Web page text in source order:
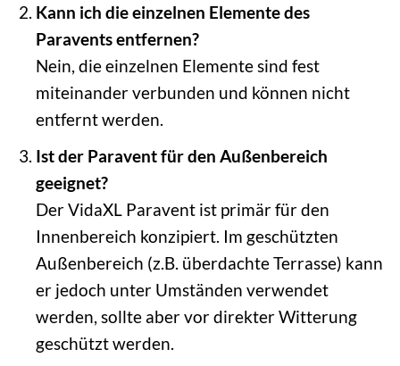
Kann ich die einzelnen Elemente des
Paravents entfernen?
Nein, die einzelnen Elemente sind fest
miteinander verbunden und können nicht
entfernt werden.
Ist der Paravent für den Außenbereich
geeignet?
Der VidaXL Paravent ist primär für den
Innenbereich konzipiert. Im geschützten
Außenbereich (z.B. überdachte Terrasse) kann
er jedoch unter Umständen verwendet
werden, sollte aber vor direkter Witterung
geschützt werden.